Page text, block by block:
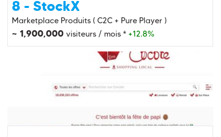
8 - StockX
Marketplace Produits ( C2C + Pure Player )
~ 1,900,000 visiteurs / mois * +12.8%